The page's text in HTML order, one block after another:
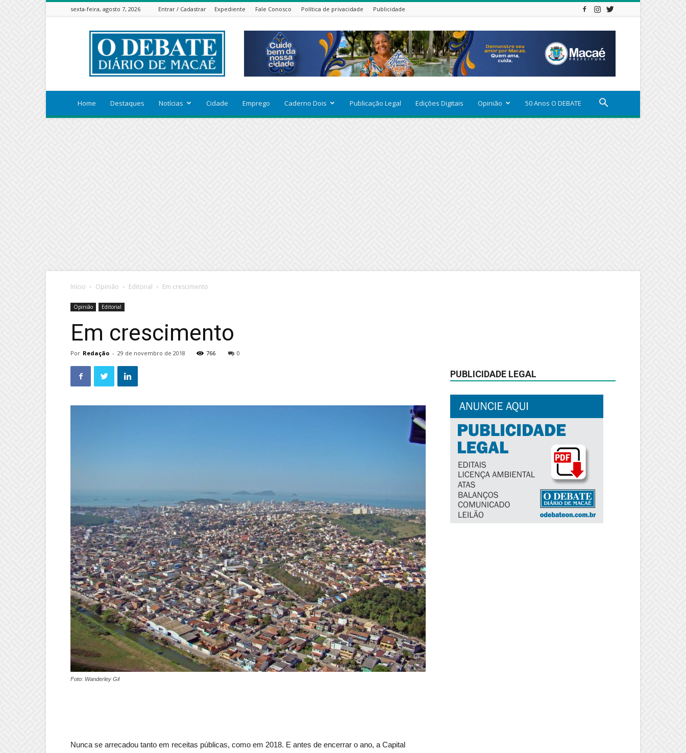
sexta-feira, agosto 7, 2026 Entrar / Cadastrar Expediente Fale Conosco Política de privacidade Publicidade
ODEBATEON
Home Destaques Notícias Cidade Emprego Caderno Dois Publicação Legal Edições Digitais Opinião 50 Anos O DEBATE
Início Opinião Editorial Em crescimento
Opinião Editorial
Em crescimento
Por Redação - 29 de novembro de 2018 766 0
Foto: Wanderley Gil
Nunca se arrecadou tanto em receitas públicas, como em 2018. E antes de encerrar o ano, a Capital
PUBLICIDADE LEGAL